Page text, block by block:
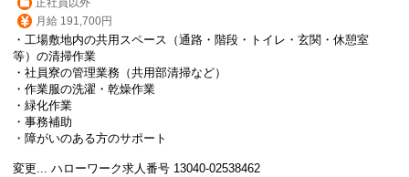
正社員以外
月給 191,700円
・工場敷地内の共用スペース（通路・階段・トイレ・玄関・休憩室
等）の清掃作業
・社員寮の管理業務（共用部清掃など）
・作業服の洗濯・乾燥作業
・緑化作業
・ 事務補助
・障がいのある方のサポート
変更... ハローワーク求人番号 13040-02538462